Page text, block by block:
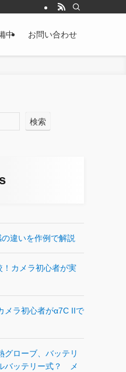
中 お問い合わせ
検索
違いを作例で解説
！カメラ初心者が実
ラ初心者がα7C IIで
ローブ、バッテリ
バッテリー式？ メ